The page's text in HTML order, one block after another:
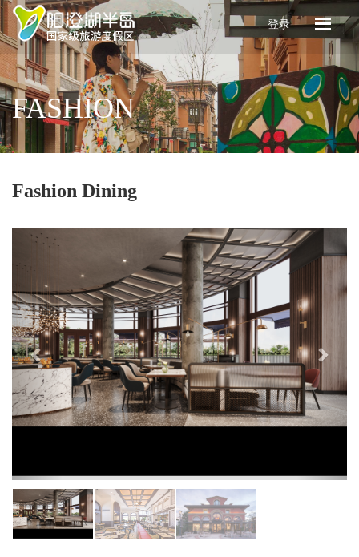
登录
FASHION
Fashion Dining